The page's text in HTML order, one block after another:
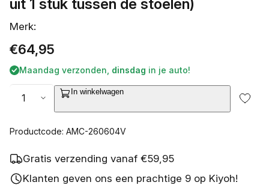
uit 1 stuk tussen de stoelen)
Merk:
Normale
prijs
€64,95
Maandag verzonden, dinsdag in je auto!
In winkelwagen
Productcode: AMC-260604V
Gratis verzending vanaf €59,95
Klanten geven ons een prachtige 9 op Kiyoh!